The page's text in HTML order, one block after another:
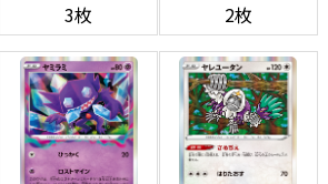
3枚 2枚